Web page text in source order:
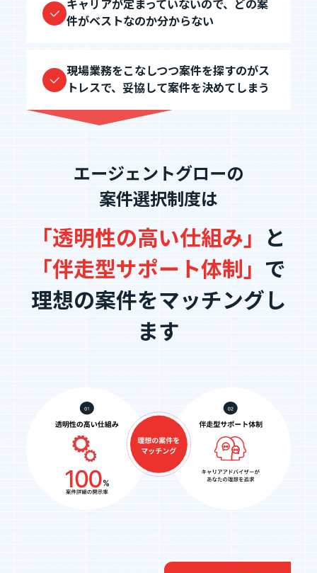
キャリアが定まっていないので、どの案
件がベストなのか分からない
現場業務をこなしつつ案件を探すのがス
トレスで、妥協して案件を決めてしまう
エージェントグローの
案件選択制度は
「透明性の高い仕組み」
と
「伴走型サポート体制」 で
理想の案件をマッチングし
ます